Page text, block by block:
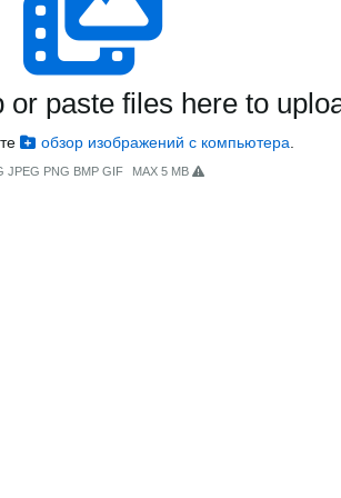
or paste files here to
обзор изображений с компьютера
JPEG PNG BMP GIF MAX 5 MB